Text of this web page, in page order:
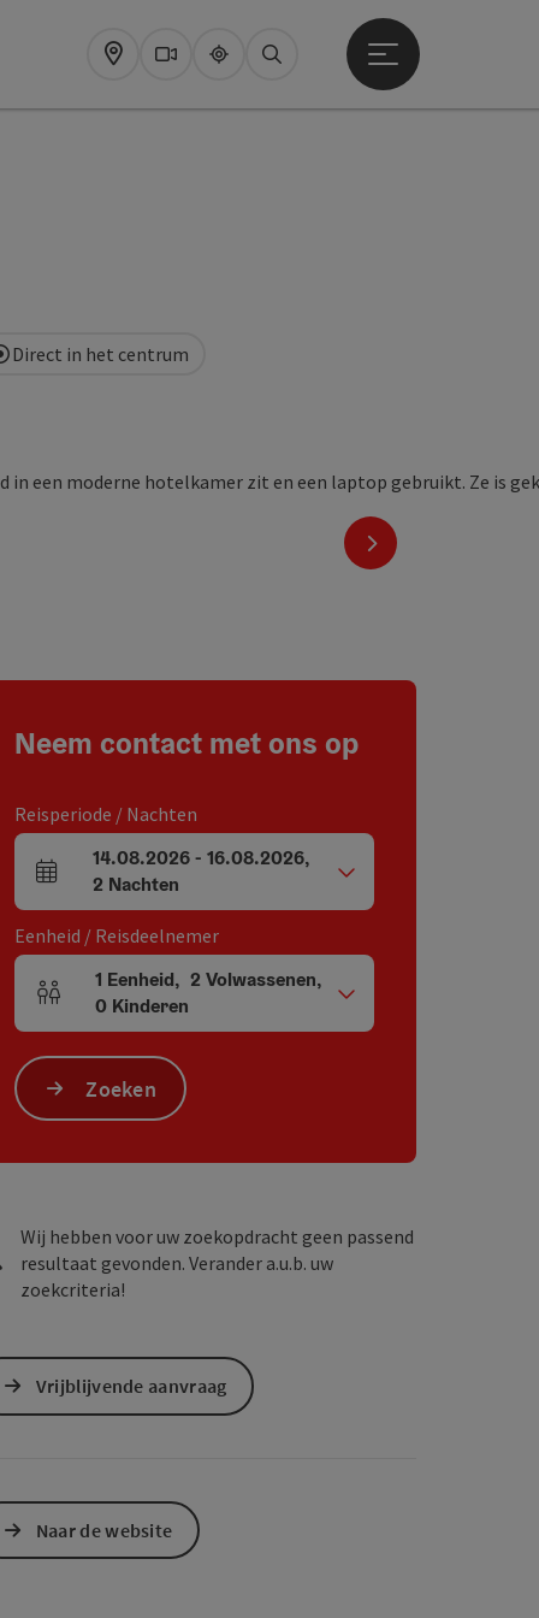
Map WebcamsUpperguide
Zoeken
Startmenu openen
nächstes Element
Direct in het centrum
Maps
Apple Maps
Neem contact met ons op
Reisperiode / Nachten
Velden voor aankomst en vertrek
14.08.2026- 16.08.2026,
2 Nachten
Eenheid / Reisdeelnemer
Aantal eenheden en persoonsvelden
1 Eenheid, 2 Volwassenen,
0 Kinderen
Zoeken
Wij hebben voor uw zoekopdracht geen passend
resultaat gevonden. Verander a.u.b. uw
zoekcriteria!
Vrijblijvende aanvraag
Naar de website